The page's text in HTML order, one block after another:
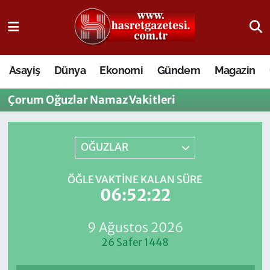
Asayiş Dünya Ekonomi Gündem Magazin
Çorum Oğuzlar Namaz Vakitleri
OĞUZLAR
ÖĞLE VAKTINE KALAN SÜRE
06:52:22
9 Ağustos 2026
26 Safer 1448
Osmaniye Nöbetçi Eczaneler
Osmaniye Hava Durumu
Osmaniye Trafik Yoğunluk Haritası
Süper Lig Puan Durumu ve Fikstür
Son Dakika Haberleri
Haber Arşivi